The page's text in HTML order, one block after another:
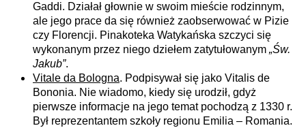
Gaddi. Działał głownie w swoim mieście rodzinnym,
ale jego prace da się również zaobserwować w Pizie
czy Florencji. Pinakoteka Watykańska szczyci się
wykonanym przez niego dziełem zatytułowanym „Św.
Jakub”.
Vitale da Bologna. Podpisywał się jako Vitalis de
Bononia. Nie wiadomo, kiedy się urodził, gdyż
pierwsze informacje na jego temat pochodzą z 1330 r.
Był reprezentantem szkoły regionu Emilia – Romania.